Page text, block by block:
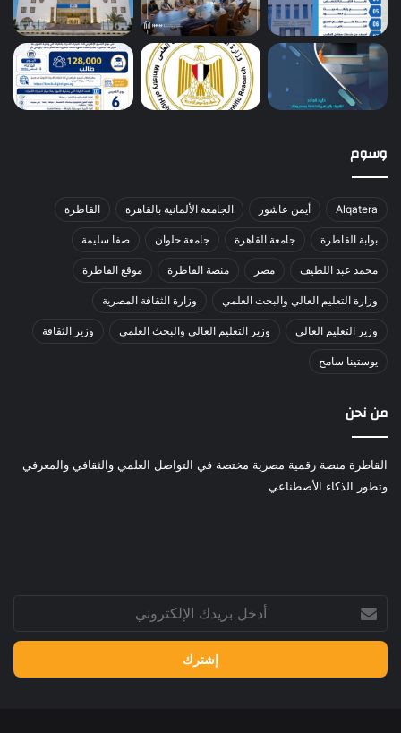
وسوم
Alqatera أيمن عاشور الجامعة الألمانية بالقاهرة القاطرة
بوابة القاطرة جامعة القاهرة جامعة حلوان صفا سليمة
محمد عبد اللطيف مصر منصة القاطرة موقع القاطرة
وزارة التعليم العالي والبحث العلمي وزارة الثقافة المصرية
وزير التعليم العالي وزير التعليم العالي والبحث العلمي وزير الثقافة
يوستينا سامح
من نحن
القاطرة منصة رقمية مصرية مختصة في التواصل العلمي والثقافي والمعرفي
وتطور الذكاء الأصطناعي
بريدك
الإلكتروني